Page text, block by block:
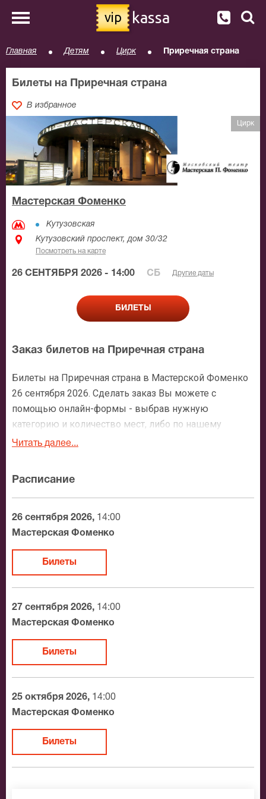
vip kassa
Главная Детям Цирк Приречная страна
Билеты на Приречная страна
В избранное
Цирк
Мастерская Фоменко
Кутузовская
Кутузовский проспект, дом 30/32
Посмотреть на карте
26 СЕНТЯБРЯ 2026 - 14:00 СБ Другие даты
БИЛЕТЫ
Заказ билетов на Приречная страна
Билеты на Приречная страна в Мастерской Фоменко
26 сентября 2026. Сделать заказ Вы можете с
помощью онлайн-формы - выбрав нужную
категорию и количество мест, либо по нашему
номеру телефона: +7 (495) 921-35-00. После
мероприятии, о расположении мест в зрительном
зале, о том как заказать билет и утвердит адрес
доставки.
Москве в течение не более 2-х часов. Бесплатная
доставка билетов осуществляется в пределах МКАД
возле метро или в пешей доступности. Оплатить
Банковским переводом
Наличными
Яндекс.Деньги
Связной
BitCoin
Читать далее...
Расписание
26 сентября 2026, 14:00
Мастерская Фоменко
Билеты
27 сентября 2026, 14:00
Мастерская Фоменко
Билеты
25 октября 2026, 14:00
Мастерская Фоменко
Билеты